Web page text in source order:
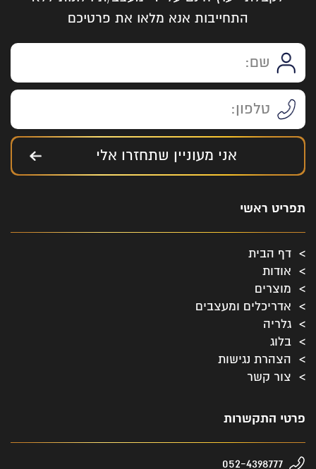
התחייבות אנא מלאו את פרטיכם
אני מעוניין שתחזרו אלי
תפריט ראשי
דף הבית
אודות
מוצרים
אדריכלים ומעצבים
גלריה
בלוג
הצהרת נגישות
צור קשר
פרטי התקשרות
052-4398777